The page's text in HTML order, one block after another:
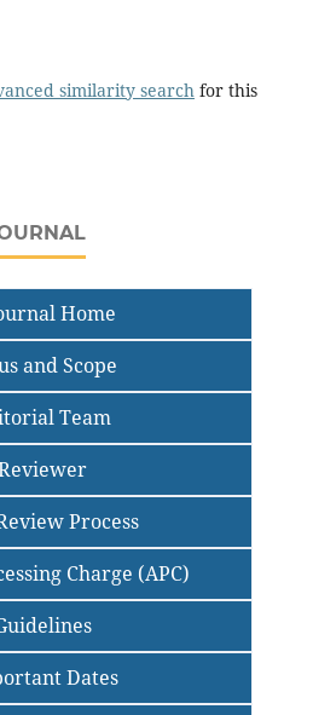
similarity searchfor this
Home
and Scope
Team
Process
Charge (APC)
Dates